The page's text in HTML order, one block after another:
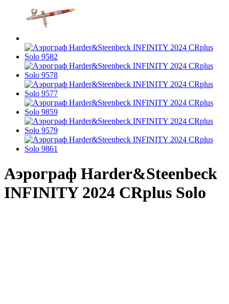
Аэрограф Harder&Steenbeck
INFINITY 2024 CRplus Solo